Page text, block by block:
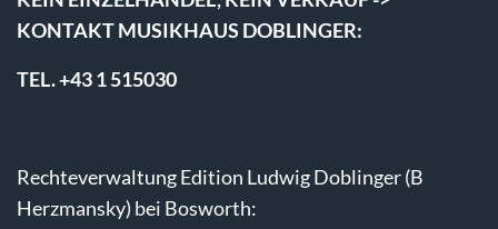
KONTAKT MUSIKHAUS DOBLINGER:
TEL. +43 1 515030
Rechteverwaltung Edition Ludwig Doblinger (B
Herzmansky) bei Bosworth: